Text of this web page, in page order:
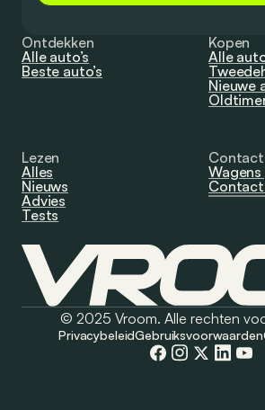
Ontdekken
Alle auto’s
Beste auto’s
Kopen
Alle
Nieuwe
Lezen
Alles
Nieuws
Advies
Tests
Contact
© 2025 Vroom. Alle rechten
PrivacybeleidGebruiksvoorwaarden